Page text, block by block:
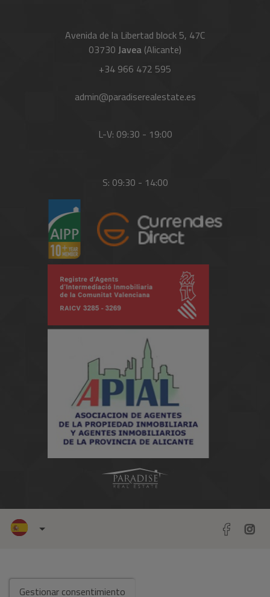
Avenida de la Libertad block 5, 47C
03730 Javea (Alicante)
+34 966 472 595
admin@paradiserealestate.es
L-V: 09:30 - 19:00
S: 09:30 - 14:00
Gestionar consentimiento